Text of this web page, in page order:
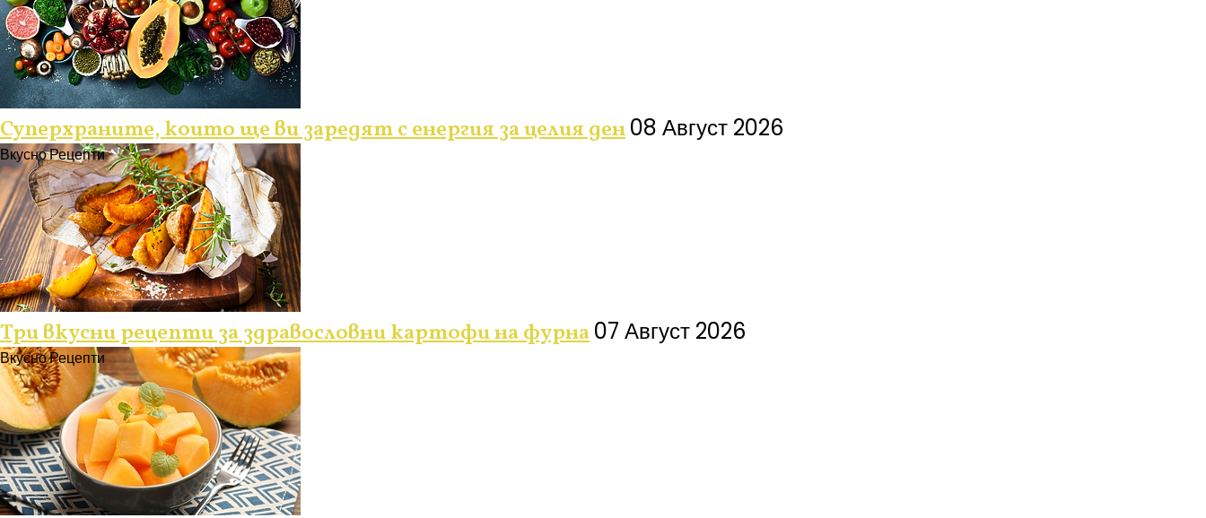
Суперхраните, които ще ви заредят с енергия за целия ден08 Август 2026
ВкусноРецепти
Три вкусни рецепти за здравословни картофи на фурна07 Август 2026
ВкусноРецепти